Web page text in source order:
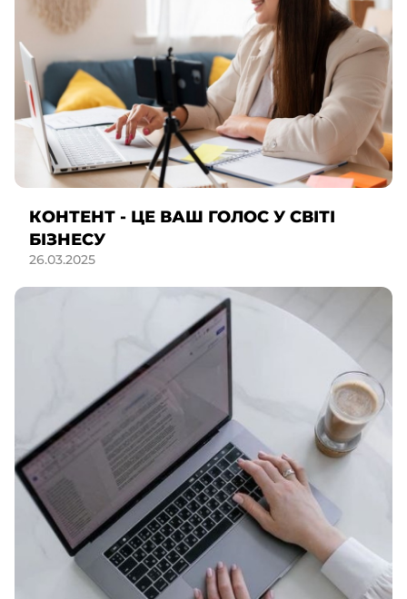
КОНТЕНТ - ЦЕ ВАШ ГОЛОС У СВІТІ
БІЗНЕСУ
26.03.2025